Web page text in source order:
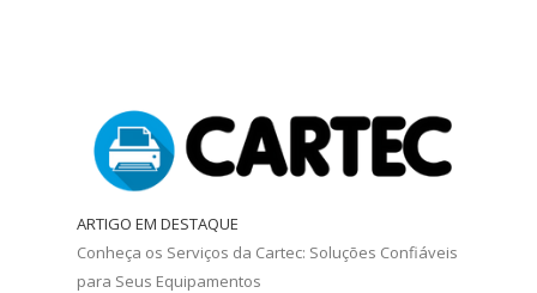
ARTIGO EM DESTAQUE
Conheça os Serviços da Cartec: Soluções Confiáveis
para Seus Equipamentos